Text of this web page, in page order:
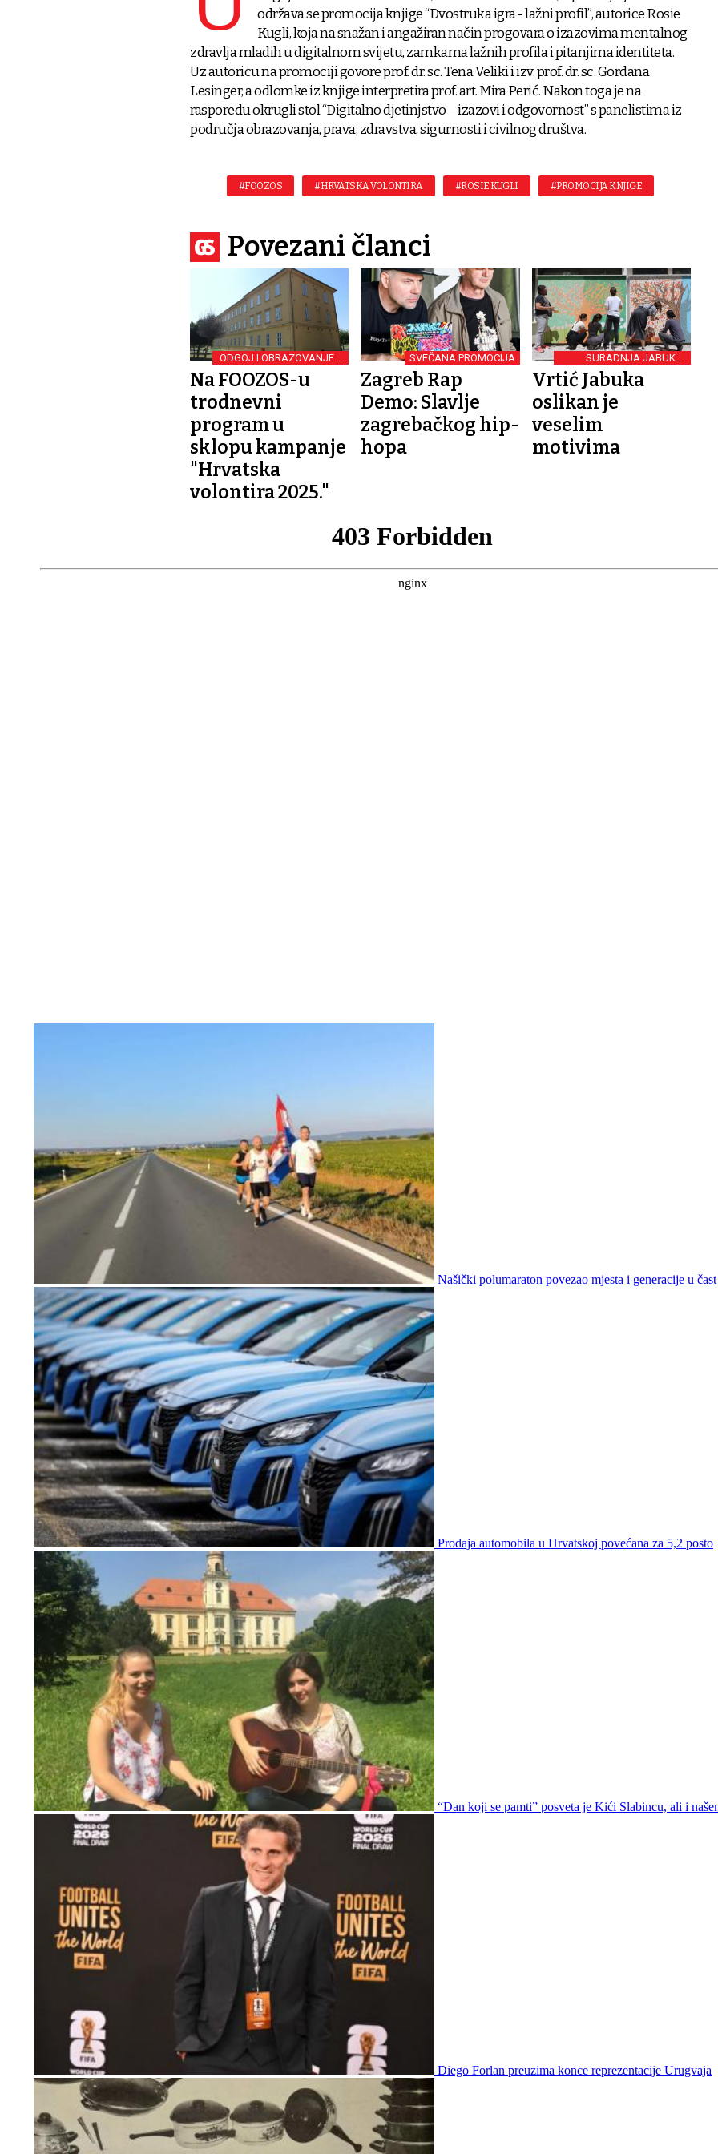
održava se promocija knjige “Dvostruka igra - lažni profil”, autorice Rosie
Kugli, koja na snažan i angažiran način progovara o izazovima mentalnog
zdravlja mladih u digitalnom svijetu, zamkama lažnih profila i pitanjima identiteta.
Uz autoricu na promociji govore prof. dr. sc. Tena Veliki i izv. prof. dr. sc. Gordana
Lesinger, a odlomke iz knjige interpretira prof. art. Mira Perić. Nakon toga je na
rasporedu okrugli stol “Digitalno djetinjstvo – izazovi i odgovornost” s panelistima iz
područja obrazovanja, prava, zdravstva, sigurnosti i civilnog društva.
#FOOZOS #HRVATSKA VOLONTIRA #ROSIE KUGLI #PROMOCIJA KNJIGE
Povezani članci
ODGOJ I OBRAZOVANJE U
DIGITALNOM DOBU U
FOKUSU
Na FOOZOS-u
trodnevni
program u
sklopu kampanje
"Hrvatska
volontira 2025."
SVEČANA PROMOCIJA
Zagreb Rap
Demo: Slavlje
zagrebačkog hip-
hopa
SURADNJA JABUKE I
FOOZOS-A
Vrtić Jabuka
oslikan je
veselim
motivima
Našički polumaraton povezao mjesta i generacije u
Prodaja automobila u Hrvatskoj povećana za 5,2 posto
“Dan koji se pamti” posveta je Kići Slabincu, ali i
Diego Forlan preuzima konce reprezentacije Urugvaja